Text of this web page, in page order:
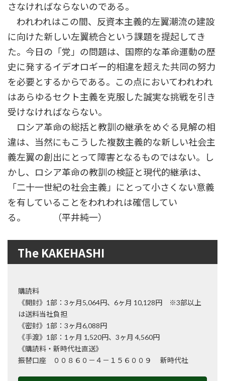
さなければならないのである。
われわれはこの間、反資本主義的左翼潮流の建設
に向けた新しい左翼統合という課題を提起してき
た。今日の「党」の問題は、国際的な革命運動の歴
史に発するイデオロギー的相違を超えた共同の努力
を必要とするからである。この点においてわれわれ
はあらゆるセクト主義を克服した誠実な挑戦を引き
受けなければならない。
ロシア革命の総括と教訓の継承をめぐる見解の相
違は、当然にもこうした複数主義的な新しい社会主
義左翼の創出にとって障害となるものではない。し
かし、ロシア革命の教訓の検証と現代的継承は、
「二十一世紀の社会主義」にとって小さくない意義
を有していることをわれわれは確信してい
る。 （平井純一）
The KAKEHASHI
購読料
《開封》1部：3ヶ月5,064円、6ヶ月 10,128円 ※3部以上
は送料当社負担
《密封》1部：3ヶ月6,088円
《手渡》1部：1ヶ月 1,520円、3ヶ月 4,560円
《購読料・新時代社直送》
振替口座 ００８６０－４－１５６００９ 新時代社